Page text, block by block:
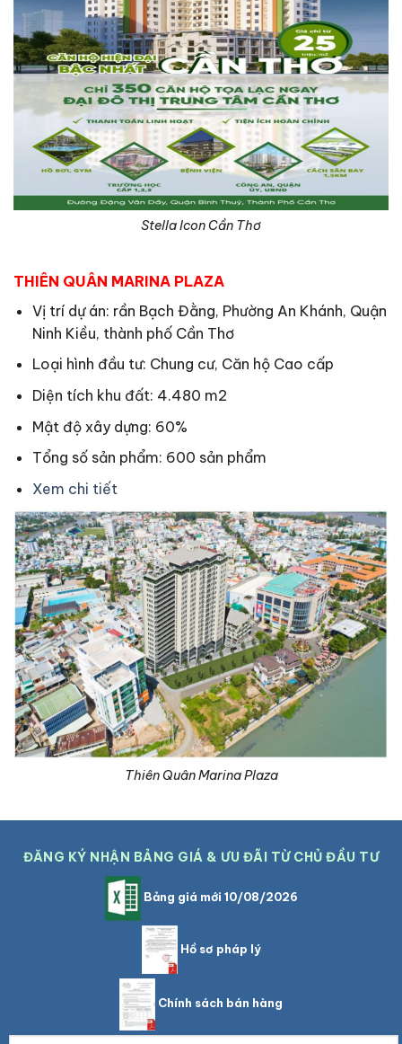
Stella Icon Cần Thơ
THIÊN QUÂN MARINA PLAZA
Vị trí dự án: rần Bạch Đằng, Phường An Khánh, Quận
Ninh Kiều, thành phố Cần Thơ
Loại hình đầu tư: Chung cư, Căn hộ Cao cấp
Diện tích khu đất: 4.480 m2
Mật độ xây dựng: 60%
Tổng số sản phẩm: 600 sản phẩm
Xem chi tiết
Thiên Quân Marina Plaza
ĐĂNG KÝ NHẬN BẢNG GIÁ & ƯU ĐÃI TỪ CHỦ ĐẦU TƯ
Bảng giá mới 10/08/2026
Hồ sơ pháp lý
Chính sách bán hàng